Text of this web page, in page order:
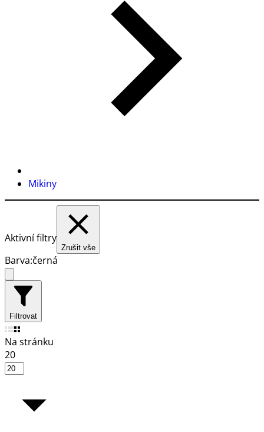
Mikiny
Aktivní filtry
Zrušit vše
Barva:černá
Filtrovat
Na stránku
20